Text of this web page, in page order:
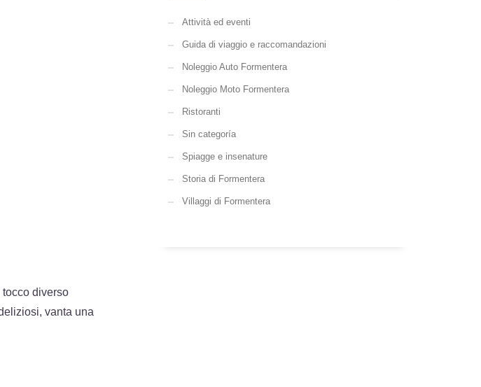
diverso
vanta una
Attività ed eventi
Guida di viaggio e raccomandazioni
Noleggio Auto Formentera
Noleggio Moto Formentera
Ristoranti
Sin categoría
Spiagge e insenature
Storia di Formentera
Villaggi di Formentera